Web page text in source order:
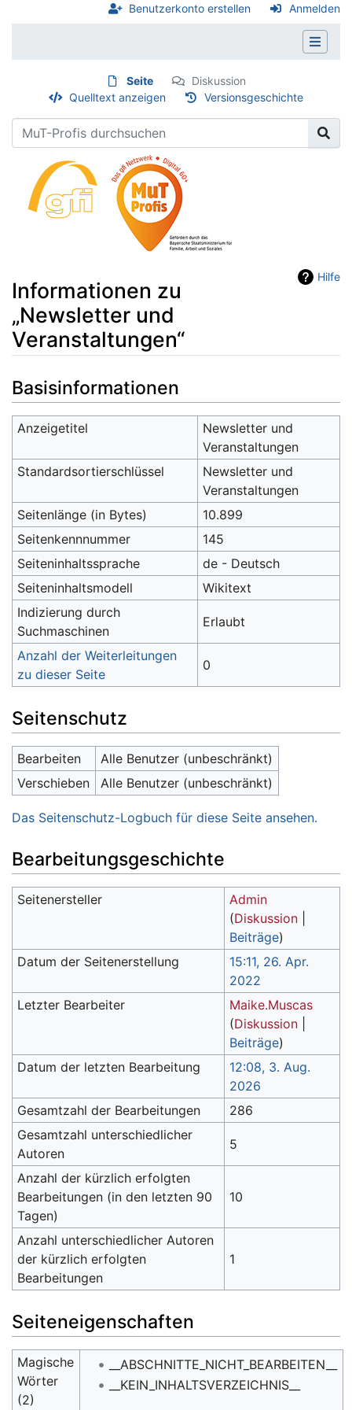
Benutzerkonto erstellen Anmelden
Seite
Diskussion
Quelltext anzeigen
Versionsgeschichte
Hilfe
Informationen zu
„Newsletter und
Veranstaltungen“
Wechseln zu: Navigation
Basisinformationen
Anzeigetitel
Newsletter und
Veranstaltungen
Standardsortierschlüssel
Newsletter und
Veranstaltungen
Seitenlänge (in Bytes)
10.899
Seitenkennnummer
145
Seiteninhaltssprache
de - Deutsch
Seiteninhaltsmodell
Wikitext
Indizierung durch
Suchmaschinen
Erlaubt
Anzahl der Weiterleitungen
zu dieser Seite
0
Seitenschutz
Bearbeiten
Alle Benutzer (unbeschränkt)
Verschieben
Alle Benutzer (unbeschränkt)
Das Seitenschutz-Logbuch für diese Seite ansehen.
Bearbeitungsgeschichte
Seitenersteller
Admin
(Diskussion
Beiträge)
Datum der Seitenerstellung
15:11, 26. Apr.
2022
Letzter Bearbeiter
Maike.Muscas
(Diskussion
Beiträge)
Datum der letzten Bearbeitung
12:08, 3. Aug.
2026
Gesamtzahl der Bearbeitungen
286
Gesamtzahl unterschiedlicher
Autoren
5
Anzahl der kürzlich erfolgten
Bearbeitungen (in den letzten 90
Tagen)
10
Anzahl unterschiedlicher Autoren
der kürzlich erfolgten
Bearbeitungen
1
Seiteneigenschaften
Magische
Wörter
(2)
__ABSCHNITTE_NICHT_BEARBEITEN__
__KEIN_INHALTSVERZEICHNIS__